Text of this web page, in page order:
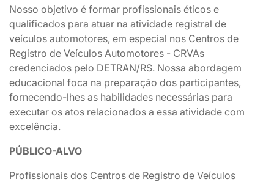
Nosso objetivo é formar profissionais éticos e
qualificados para atuar na atividade registral de
veículos automotores, em especial nos Centros de
Registro de Veículos Automotores - CRVAs
credenciados pelo DETRAN/RS. Nossa abordagem
educacional foca na preparação dos participantes,
fornecendo-lhes as habilidades necessárias para
executar os atos relacionados a essa atividade com
excelência.
PÚBLICO-ALVO
Profissionais dos Centros de Registro de Veículos